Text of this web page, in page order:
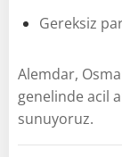
Gereksiz
Alemdar,
genelinde acil
sunuyoruz.